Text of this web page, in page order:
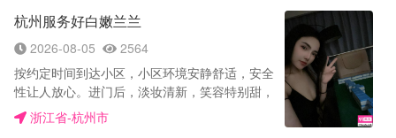
到杭州还会回顾。
不好意思。进房坐在沙发。给了我一瓶矿泉水，
简单聊了几句。妹子上来就开始简单的亲吻。刚
开始有点不适应，但妹子让我。放开些，出来
玩，就把她当他老婆，当情人，当女朋友都可
以，怎么放松怎么玩，怎么开心怎么玩，一下子
打破了我紧张的防线， 选的9张顶配项目，接下
杭州服务好白嫩兰兰
2026-08-05
2564
按约定时间到达小区，小区环境安静舒适，安全
性让人放心。进门后，淡妆清新，笑容特别甜，
眼睛弯成月牙的那一刻真的很有杀伤力，年轻气
息扑面而来。 进门先简单聊了几句，交完水费就
浙江省-杭州市